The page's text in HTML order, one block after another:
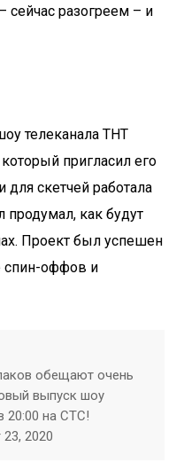
сейчас разогреем – и
телеканала ТНТ
пригласил его
скетчей работала
как будут
Проект был успешен
спин-оффов и
обещают очень
выпуск шоу
20:00 на СТС!
2020